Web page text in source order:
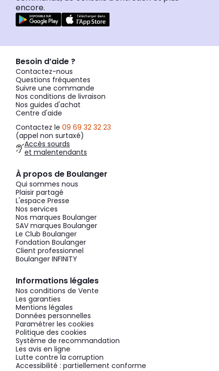
encore.
Besoin d’aide ?
Contactez-nous
Questions fréquentes
Suivre une commande
Nos conditions de livraison
Nos guides d'achat
Centre d'aide
Contactez le 09 69 32 32 23
(appel non surtaxé)
Accès sourds
et malentendants
À propos de Boulanger
Qui sommes nous
Plaisir partagé
L'espace Presse
Nos services
Nos marques Boulanger
SAV marques Boulanger
Le Club Boulanger
Fondation Boulanger
Client professionnel
Boulanger INFINITY
Informations légales
Nos conditions de Vente
Les garanties
Mentions légales
Données personnelles
Paramétrer les cookies
Politique des cookies
Système de recommandation
Les avis en ligne
Lutte contre la corruption
Accessibilité : partiellement conforme